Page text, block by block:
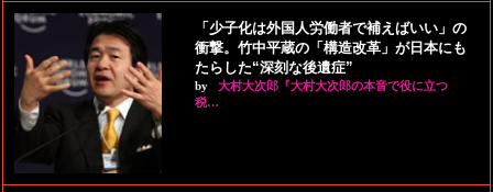
「少子化は外国人労働者で補えばいい」の
衝撃。竹中平蔵の「構造改革」が日本にも
たらした“深刻な後遺症”
by
大村大次郎『大村大次郎の本音で役に立つ
税…